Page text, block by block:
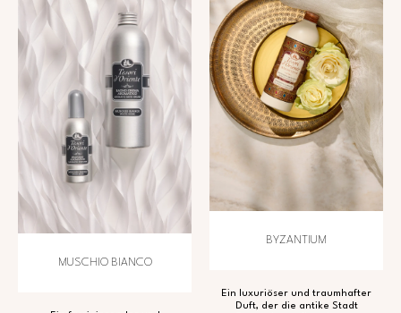
MUSCHIO BIANCO
BYZANTIUM
Ein luxuriöser und traumhafter
Duft, der die antike Stadt